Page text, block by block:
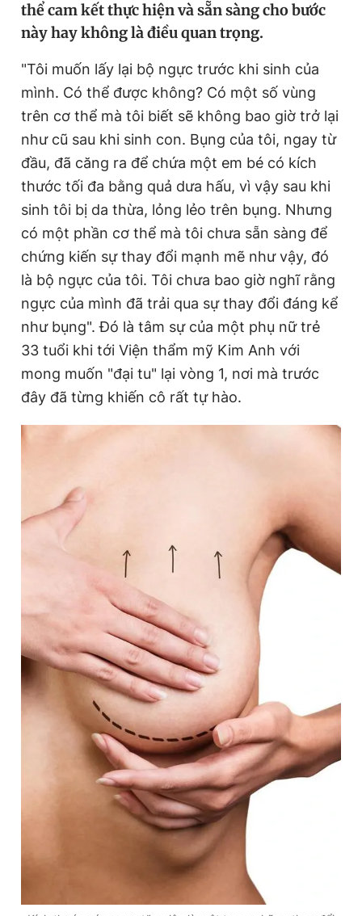
Sản phẩm khác
Tiện ích Bạn cần biết
Thông tin tòa soạn Liên hệ quảng cáo
Đọc Thanh Niên trên điện thoại
Theo dõi báo trên
0906 645 777
Liên hệ quảng cáo
0908 780 404
Đặt báo Quảng cáo RSS Tòa soạn Chính sách bảo
Phó tổng biên tập: Trần Việt Hưng
Tổng thư ký tòa soạn: Đức Trung
Giấy phép xuất bản số 110/GP - BTTTT cấp ngày 24.3.2020
© 2003-2026 Bản quyền thuộc về Báo Thanh Niên. Cấm sao
chép dưới mọi hình thức nếu không có sự chấp thuận bằng văn
bản. Phát triển bởi ePi Technologies, JSC.
thể cam kết thực hiện và sẵn sàng cho bước
này hay không là điều quan trọng.
"Tôi muốn lấy lại bộ ngực trước khi sinh của
mình. Có thể được không? Có một số vùng
trên cơ thể mà tôi biết sẽ không bao giờ trở lại
như cũ sau khi sinh con. Bụng của tôi, ngay từ
đầu, đã căng ra để chứa một em bé có kích
thước tối đa bằng quả dưa hấu, vì vậy sau khi
sinh tôi bị da thừa, lỏng lẻo trên bụng. Nhưng
có một phần cơ thể mà tôi chưa sẵn sàng để
chứng kiến sự thay đổi mạnh mẽ như vậy, đó
là bộ ngực của tôi. Tôi chưa bao giờ nghĩ rằng
ngực của mình đã trải qua sự thay đổi đáng kể
như bụng". Đó là tâm sự của một phụ nữ trẻ
33 tuổi khi tới Viện thẩm mỹ Kim Anh với
mong muốn "đại tu" lại vòng 1, nơi mà trước
đây đã từng khiến cô rất tự hào.